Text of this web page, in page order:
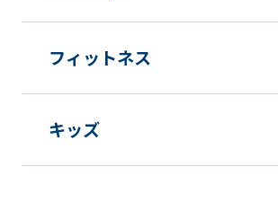
各種届出制度について
提
フィットネス
キッズ